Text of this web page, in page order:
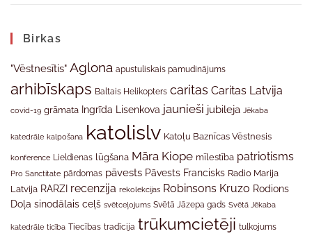
Birkas
"Vēstnesītis" Aglona apustuliskais pamudinājums
arhibīskaps Baltais Helikopters caritas Caritas Latvija
covid-19 grāmata Ingrīda Lisenkova jaunieši jubileja Jēkaba
katedrāle kalpošana katolislv Katoļu Baznīcas Vēstnesis
konference Lieldienas lūgšana Māra Kiope mīlestība patriotisms
Pro Sanctitate pārdomas pāvests Pāvests Francisks Radio Marija
Latvija RARZI recenzija rekolekcijas Robinsons Kruzo Rodions
Doļa sinodālais ceļš svētceļojums Svētā Jāzepa gads Svētā Jēkaba
katedrāle ticība Tiecības tradīcija trūkumcietēji tulkojums